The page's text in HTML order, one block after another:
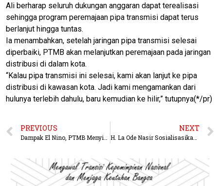
Ali berharap seluruh dukungan anggaran dapat terealisasi
sehingga program peremajaan pipa transmisi dapat terus
berlanjut hingga tuntas.
Ia menambahkan, setelah jaringan pipa transmisi selesai
diperbaiki, PTMB akan melanjutkan peremajaan pada jaringan
distribusi di dalam kota.
“Kalau pipa transmisi ini selesai, kami akan lanjut ke pipa
distribusi di kawasan kota. Jadi kami mengamankan dari
hulunya terlebih dahulu, baru kemudian ke hilir,” tutupnya(*/pr)
PREVIOUS
Dampak El Nino, PTMB Menyiagakan 30 Mobil Tangki
NEXT
H. La Ode Nasir Sosialisasikan Sosperda ke 5 Penyelenggaraan Ketahanan Keluarga di Balikpapan